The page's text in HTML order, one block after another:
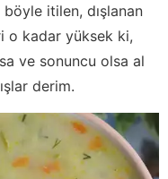
itilen, dışlanan
o kadar yüksek ki,
ve sonuncu olsa al
derim.